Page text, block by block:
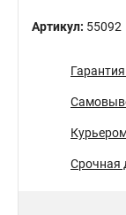
Артикул: 55092
Срочная